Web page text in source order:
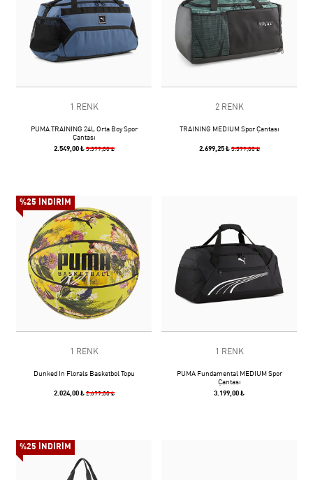
1 RENK
PUMA TRAINING 24L Orta Boy Spor
Çantası
2.549,00 ₺ 3.399,00 ₺
2 RENK
TRAINING MEDIUM Spor Çantası
2.699,25 ₺ 3.599,00 ₺
%25 İNDİRİM
1 RENK
Dunked In Florals Basketbol Topu
2.024,00 ₺ 2.699,00 ₺
1 RENK
PUMA Fundamental MEDIUM Spor
Çantası
3.199,00 ₺
%25 İNDİRİM